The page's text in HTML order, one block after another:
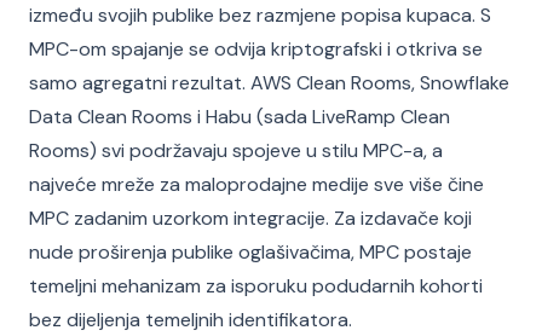
između svojih publike bez razmjene popisa kupaca. S
MPC-om spajanje se odvija kriptografski i otkriva se
samo agregatni rezultat. AWS Clean Rooms, Snowflake
Data Clean Rooms i Habu (sada LiveRamp Clean
Rooms) svi podržavaju spojeve u stilu MPC-a, a
najveće mreže za maloprodajne medije sve više čine
MPC zadanim uzorkom integracije. Za izdavače koji
nude proširenja publike oglašivačima, MPC postaje
temeljni mehanizam za isporuku podudarnih kohorti
bez dijeljenja temeljnih identifikatora.